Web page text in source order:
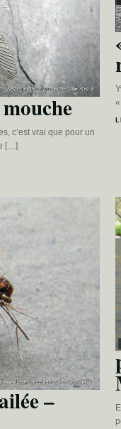
c’est vrai que pour un
[…]
–